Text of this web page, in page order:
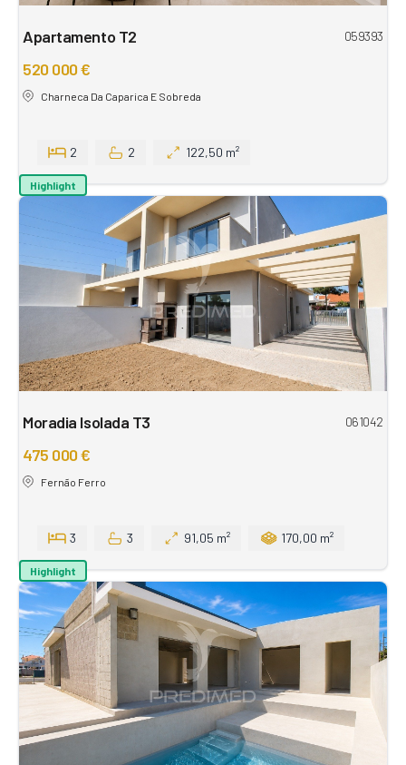
Apartamento T2 059393
520 000 €
Charneca Da Caparica E Sobreda
2 2 122,50 m²
Highlight
Moradia Isolada T3 061042
475 000 €
Fernão Ferro
3 3 91,05 m² 170,00 m²
Highlight